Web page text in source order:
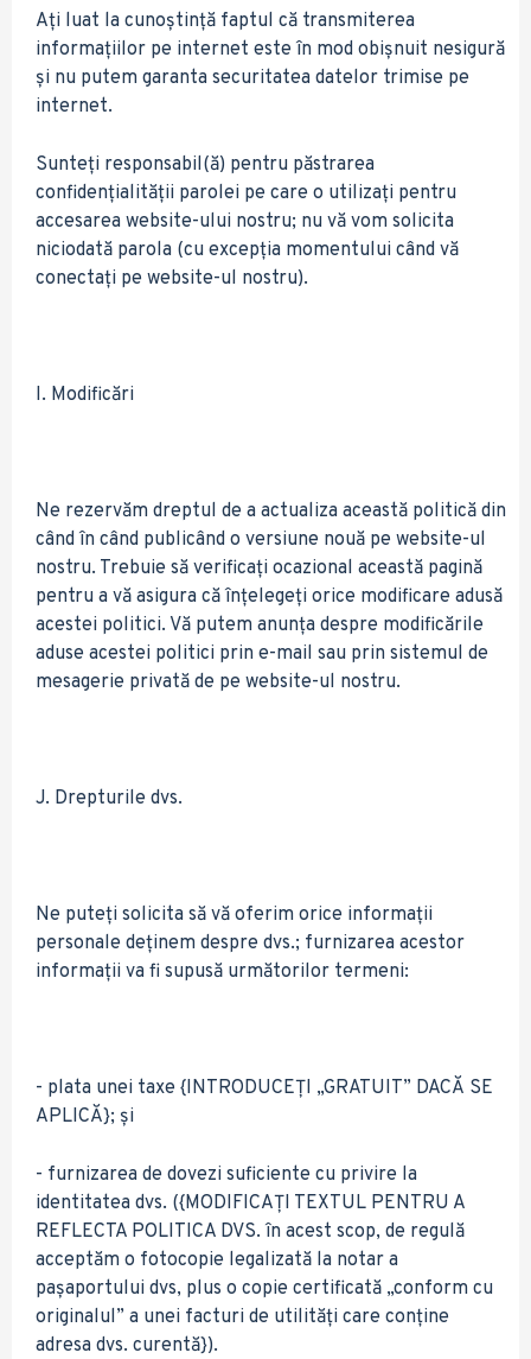
Ați luat la cunoștință faptul că transmiterea
informațiilor pe internet este în mod obișnuit nesigură
și nu putem garanta securitatea datelor trimise pe
internet.
Sunteți responsabil(ă) pentru păstrarea
confidențialității parolei pe care o utilizați pentru
accesarea website-ului nostru; nu vă vom solicita
niciodată parola (cu excepția momentului când vă
conectați pe website-ul nostru).
I. Modificări
Ne rezervăm dreptul de a actualiza această politică din
când în când publicând o versiune nouă pe website-ul
nostru. Trebuie să verificați ocazional această pagină
pentru a vă asigura că înțelegeți orice modificare adusă
acestei politici. Vă putem anunța despre modificările
aduse acestei politici prin e-mail sau prin sistemul de
mesagerie privată de pe website-ul nostru.
J. Drepturile dvs.
Ne puteți solicita să vă oferim orice informații
personale deținem despre dvs.; furnizarea acestor
informații va fi supusă următorilor termeni:
- plata unei taxe {INTRODUCEȚI „GRATUIT” DACĂ SE
APLICĂ}; și
- furnizarea de dovezi suficiente cu privire la
identitatea dvs. ({MODIFICAȚI TEXTUL PENTRU A
REFLECTA POLITICA DVS. în acest scop, de regulă
acceptăm o fotocopie legalizată la notar a
pașaportului dvs, plus o copie certificată „conform cu
originalul” a unei facturi de utilități care conține
adresa dvs. curentă}).